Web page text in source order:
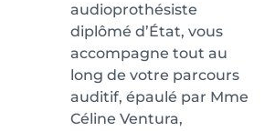
audioprothésiste
diplômé d’État, vous
accompagne tout au
long de votre parcours
auditif, épaulé par Mme
Céline Ventura,